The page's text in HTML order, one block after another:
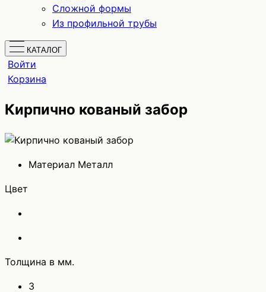
Сложной формы
Из профильной трубы
КАТАЛОГ
Войти
Корзина
Кирпично кованый забор
Материал Металл
Цвет
Толщина в мм.
3